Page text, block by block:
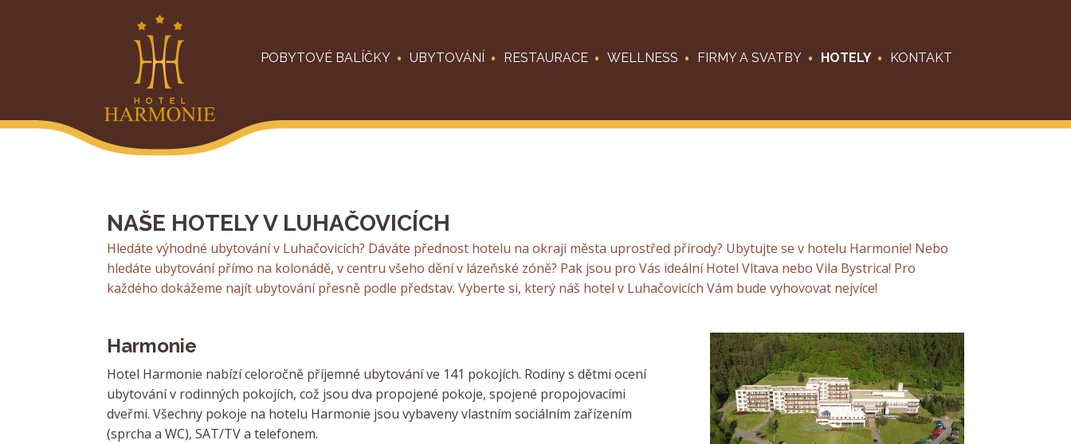
POBYTOVÉ BALÍČKY UBYTOVÁNÍ RESTAURACE WELLNESS FIRMY A SVATBY HOTELY KONTAKT
NAŠE HOTELY V LUHAČOVICÍCH
Hledáte výhodné ubytování v Luhačovicích? Dáváte přednost hotelu na okraji města uprostřed přírody? Ubytujte se v hotelu Harmonie! Nebo
hledáte ubytování přímo na kolonádě, v centru všeho dění v lázeňské zóně? Pak jsou pro Vás ideální Hotel Vltava nebo Vila Bystrica! Pro
každého dokážeme najít ubytování přesně podle představ. Vyberte si, který náš hotel v Luhačovicích Vám bude vyhovovat nejvíce!
Harmonie
Hotel Harmonie nabízí celoročně příjemné ubytování ve 141 pokojích. Rodiny s dětmi ocení
ubytování v rodinných pokojích, což jsou dva propojené pokoje, spojené propojovacími
dveřmi. Všechny pokoje na hotelu Harmonie jsou vybaveny vlastním sociálním zařízením
(sprcha a WC), SAT/TV a telefonem.